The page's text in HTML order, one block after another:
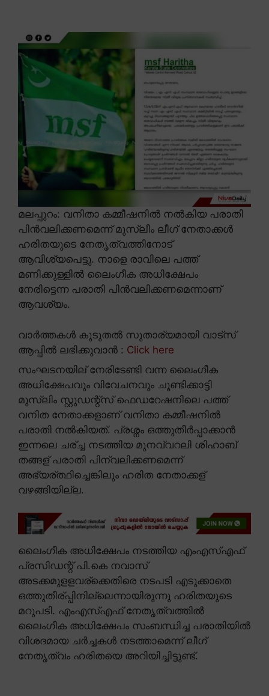
മലപ്പുറം: വനിതാ കമ്മീഷനിൽ നൽകിയ പരാതി
പിൻവലിക്കണമെന്ന് മുസ്ലീം ലീഗ് നേതാക്കൾ
ഹരിതയുടെ നേതൃത്വത്തിനോട്
ആവിശ്യപെട്ടു. നാളെ രാവിലെ പത്ത്
മണിക്കുള്ളിൽ ലൈംഗീക അധിക്ഷേപം
നേരിട്ടെന്ന പരാതി പിൻവലിക്കണമെന്നാണ്
ആവശ്യം.
വാർത്തകൾ കൂടുതൽ സുതാര്യമായി വാട്സ്
ആപ്പിൽ ലഭിക്കുവാൻ : Click here
സംഘടനയില് നേരിടേണ്ടി വന്ന ലൈംഗീക
അധിക്ഷേപവും വിവേചനവും ചൂണ്ടിക്കാട്ടി
മുസ്ലിം സ്റ്റുഡന്റ്സ് ഫെഡറേഷനിലെ പത്ത്
വനിത നേതാക്കളാണ് വനിതാ കമ്മീഷനിൽ
പരാതി നൽകിയത്. പ്രശ്നം ഒത്തുതീർപ്പാക്കാൻ
ഇന്നലെ ചര്ച്ച നടത്തിയ മുനവ്വറലി ശിഹാബ്
തങ്ങള് പരാതി പിന്വലിക്കണമെന്ന്
അഭ്യര്ത്ഥിച്ചെങ്കിലും ഹരിത നേതാക്കള്
വഴങ്ങിയില്ല.
ലൈംഗീക അധിക്ഷേപം നടത്തിയ എംഎസ്എഫ്
പ്രസിഡന്റ് പി.കെ നവാസ്
അടക്കമുളളവര്ക്കെതിരെ നടപടി എടുക്കാതെ
ഒത്തുതീര്പ്പിനില്ലെന്നായിരുന്നു ഹരിതയുടെ
മറുപടി. എംഎസ്എഫ് നേതൃത്വത്തിൽ
ലൈംഗീക അധിക്ഷേപം സംബന്ധിച്ച പരാതിയിൽ
വിശദമായ ചർച്ചകൾ നടത്താമെന്ന് ലീഗ്
നേതൃത്വം ഹരിതയെ അറിയിച്ചിട്ടുണ്ട്.